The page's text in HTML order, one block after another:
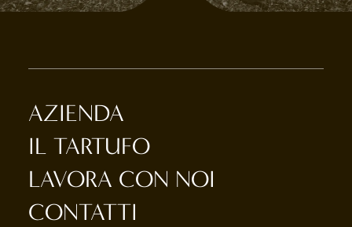
AZIENDA
IL TARTUFO
LAVORA CON NOI
CONTATTI